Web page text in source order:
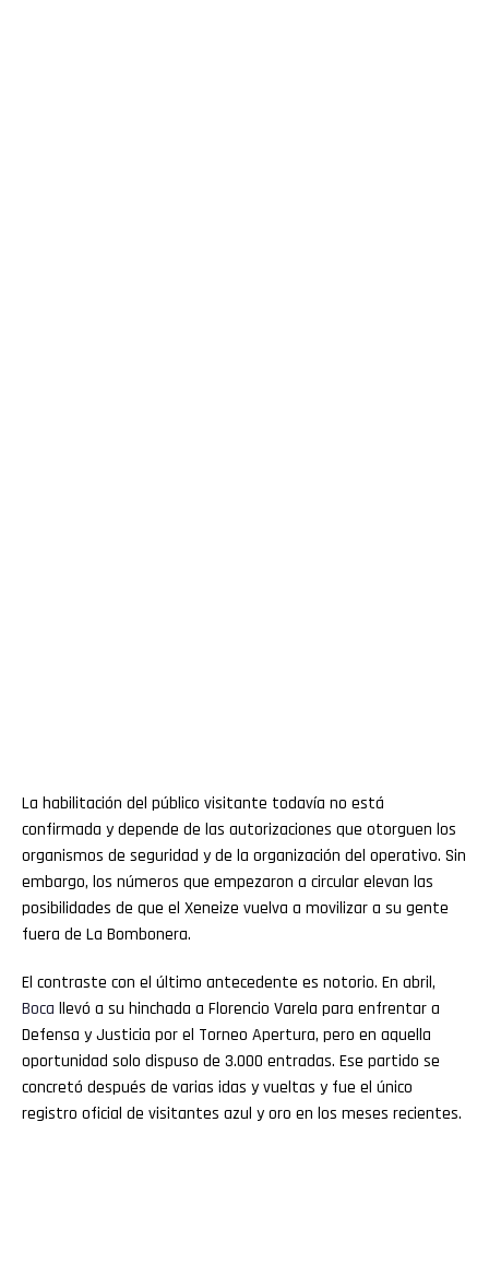
La habilitación del público visitante todavía no está
confirmada y depende de las autorizaciones que otorguen los
organismos de seguridad y de la organización del operativo. Sin
embargo, los números que empezaron a circular elevan las
posibilidades de que el Xeneize vuelva a movilizar a su gente
fuera de La Bombonera.
El contraste con el último antecedente es notorio. En abril,
Boca llevó a su hinchada a Florencio Varela para enfrentar a
Defensa y Justicia por el Torneo Apertura, pero en aquella
oportunidad solo dispuso de 3.000 entradas. Ese partido se
concretó después de varias idas y vueltas y fue el único
registro oficial de visitantes azul y oro en los meses recientes.